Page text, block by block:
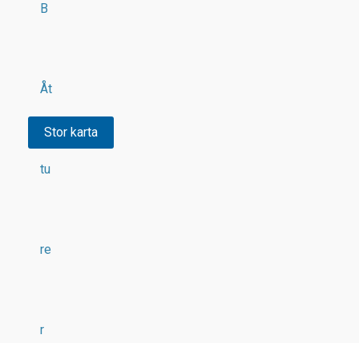
B
Åt
tu
re
r
Stor karta